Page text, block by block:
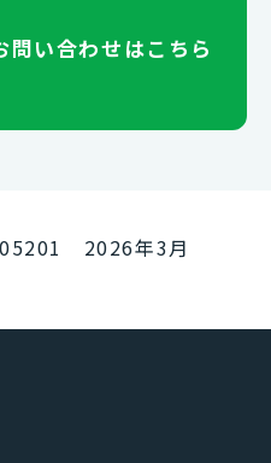
問い合わせはこちら
2026年3月